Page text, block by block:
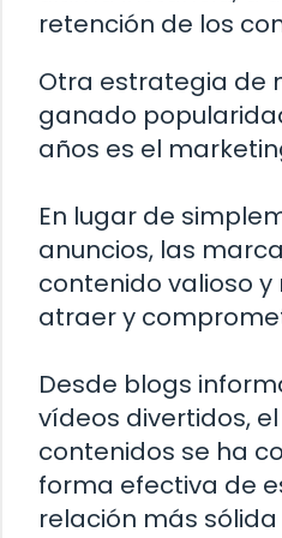
retención de los
Otra estrategia de
ganado
años es el
En lugar de
anuncios, las
contenido valioso
atraer y
Desde blogs
vídeos divertidos,
contenidos se ha
forma efectiva de
relación más